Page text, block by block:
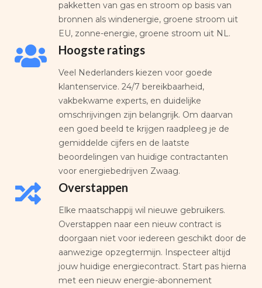
pakketten van gas en stroom op basis van
bronnen als windenergie, groene stroom uit
EU, zonne-energie, groene stroom uit NL.
Hoogste ratings
Veel Nederlanders kiezen voor goede
klantenservice. 24/7 bereikbaarheid,
vakbekwame experts, en duidelijke
omschrijvingen zijn belangrijk. Om daarvan
een goed beeld te krijgen raadpleeg je de
gemiddelde cijfers en de laatste
beoordelingen van huidige contractanten
voor energiebedrijven Zwaag.
Overstappen
Elke maatschappij wil nieuwe gebruikers.
Overstappen naar een nieuw contract is
doorgaan niet voor iedereen geschikt door de
aanwezige opzegtermijn. Inspecteer altijd
jouw huidige energiecontract. Start pas hierna
met een nieuw energie-abonnement